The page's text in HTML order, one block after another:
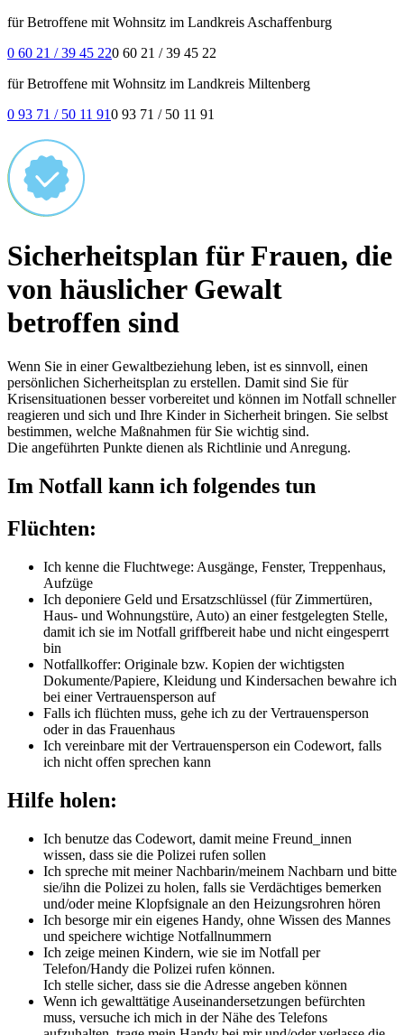
für Betroffene mit Wohnsitz im Landkreis Aschaffenburg
0 60 21 / 39 45 220 60 21 / 39 45 22
für Betroffene mit Wohnsitz im Landkreis Miltenberg
0 93 71 / 50 11 910 93 71 / 50 11 91
Sicherheitsplan für Frauen, die
von häuslicher Gewalt
betroffen sind
Wenn Sie in einer Gewaltbeziehung leben, ist es sinnvoll, einen
persönlichen Sicherheitsplan zu erstellen. Damit sind Sie für
Krisensituationen besser vorbereitet und können im Notfall schneller
reagieren und sich und Ihre Kinder in Sicherheit bringen. Sie selbst
bestimmen, welche Maßnahmen für Sie wichtig sind.
Die angeführten Punkte dienen als Richtlinie und Anregung.
Im Notfall kann ich folgendes tun
Flüchten:
Ich kenne die Fluchtwege: Ausgänge, Fenster, Treppenhaus,
Aufzüge
Ich deponiere Geld und Ersatzschlüssel (für Zimmertüren,
Haus- und Wohnungstüre, Auto) an einer festgelegten Stelle,
damit ich sie im Notfall griffbereit habe und nicht eingesperrt
bin
Notfallkoffer: Originale bzw. Kopien der wichtigsten
Dokumente/Papiere, Kleidung und Kindersachen bewahre ich
bei einer Vertrauensperson auf
Falls ich flüchten muss, gehe ich zu der Vertrauensperson
oder in das Frauenhaus
Ich vereinbare mit der Vertrauensperson ein Codewort, falls
ich nicht offen sprechen kann
Hilfe holen:
Ich benutze das Codewort, damit meine Freund_innen
wissen, dass sie die Polizei rufen sollen
Ich spreche mit meiner Nachbarin/meinem Nachbarn und bitte
sie/ihn die Polizei zu holen, falls sie Verdächtiges bemerken
und/oder meine Klopfsignale an den Heizungsrohren hören
Ich besorge mir ein eigenes Handy, ohne Wissen des Mannes
und speichere wichtige Notfallnummern
Ich zeige meinen Kindern, wie sie im Notfall per
Telefon/Handy die Polizei rufen können.
Ich stelle sicher, dass sie die Adresse angeben können
Wenn ich gewalttätige Auseinandersetzungen befürchten
muss, versuche ich mich in der Nähe des Telefons